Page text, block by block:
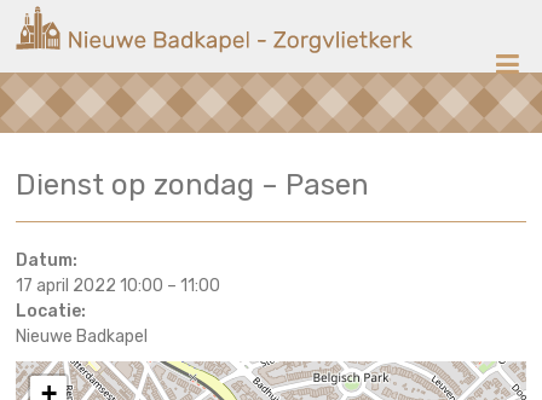
naar
inhoud
Nieuwe
Badkapel
op
Dienst op zondag – Pasen
Datum:
17 april 2022 10:00 –11:00
Locatie:
Nieuwe Badkapel
+